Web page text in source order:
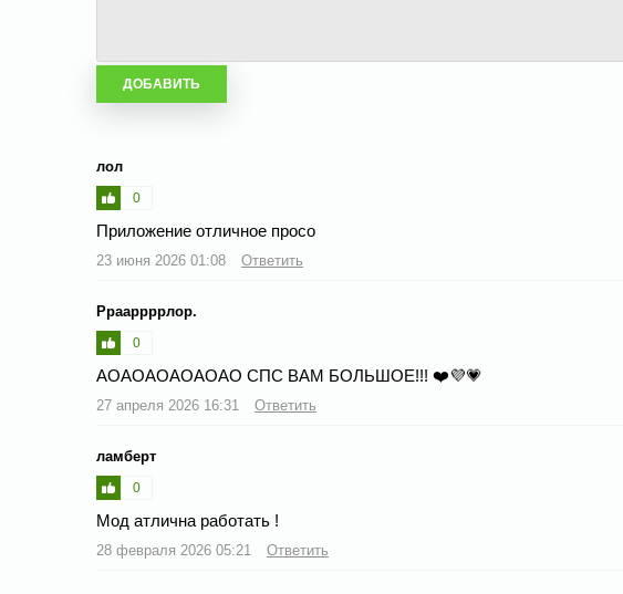
лол
0
Приложение отличное просо
23 июня 2026 01:08 Ответить
Ррааррррлор.
0
АОАОАОАОАОАО СПС ВАМ БОЛЬШОЕ!!! ❤️💜💗
27 апреля 2026 16:31 Ответить
ламберт
0
Мод атлична работать !
28 февраля 2026 05:21 Ответить